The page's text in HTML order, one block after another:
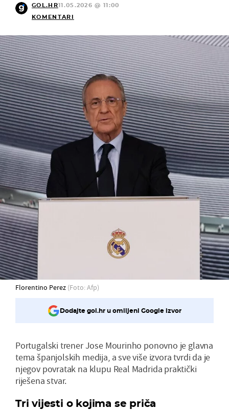
GOL.HR11.05.2026 @ 11:00
KOMENTARI
Florentino Perez (Foto: Afp)
Dodajte gol.hr u omiljeni Google izvor
Portugalski trener Jose Mourinho ponovno je glavna
tema španjolskih medija, a sve više izvora tvrdi da je
njegov povratak na klupu Real Madrida praktički
riješena stvar.
Tri vijesti o kojima se priča